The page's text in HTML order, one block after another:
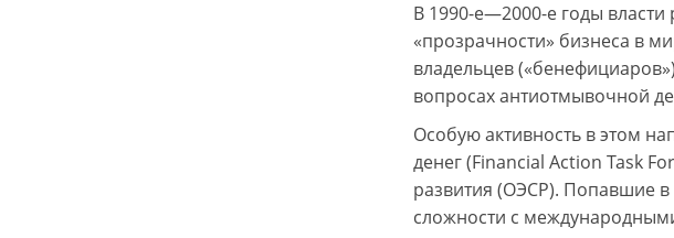
В 1990-е—2000-е годы
«прозрачности» бизнеса в
владельцев
вопросах антиотмывочной
Особую активность в этом
денег (Financial Action Task
развития (ОЭСР). Попавшие в
сложности с